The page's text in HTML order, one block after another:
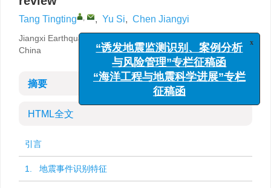
Tang Tingting , , Yu Si, Chen Jiangyi
Jiangxi Earthquake Agency，Nanchang 330039，
China
摘要
HTML全文
引言
1. 地震事件识别特征
“诱发地震监测识别、案例分析
与风险管理”专栏征稿函
“海洋工程与地震科学进展”专栏
征稿函